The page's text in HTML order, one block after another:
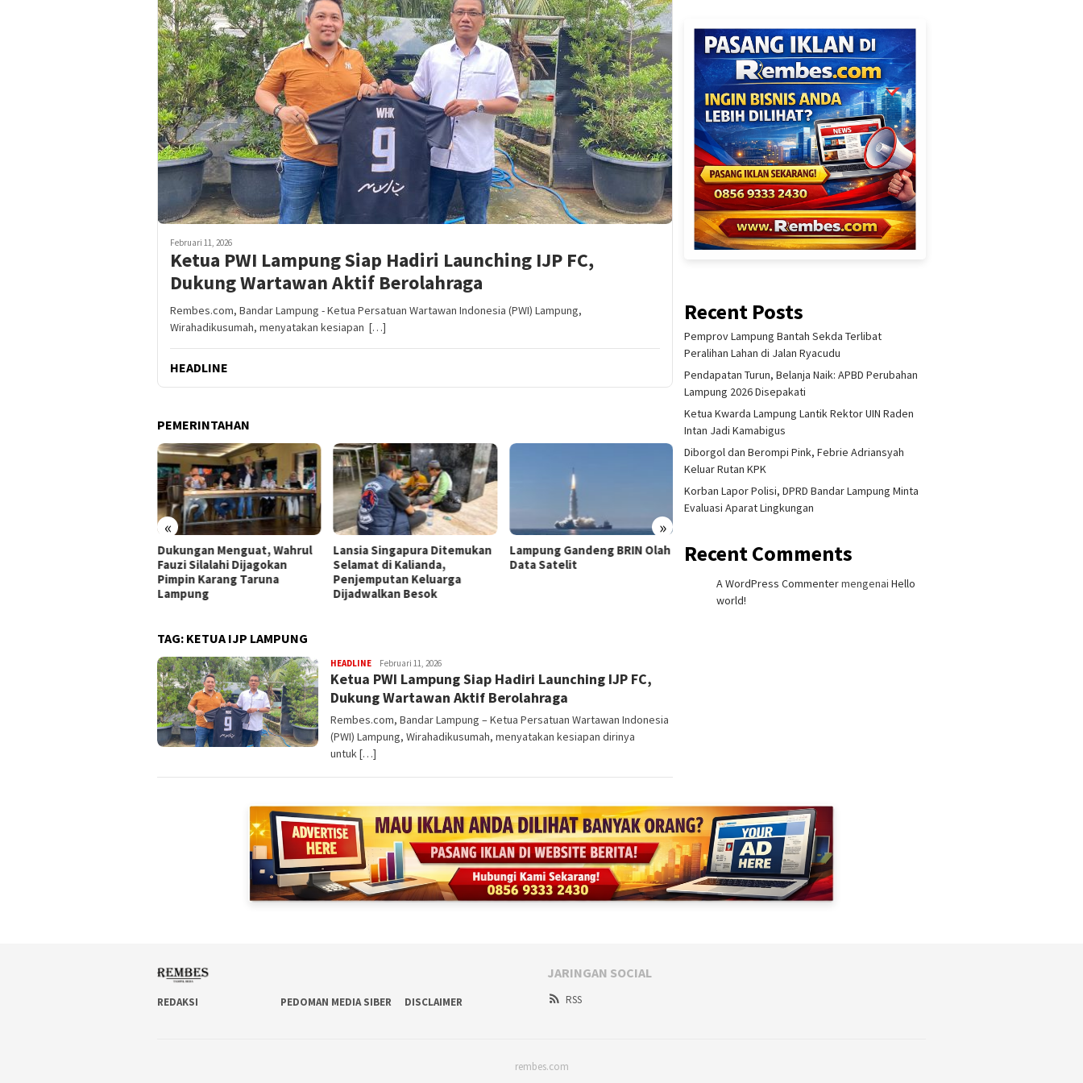
Februari 11, 2026
Ketua PWI Lampung Siap Hadiri Launching IJP FC,
Dukung Wartawan Aktif Berolahraga
Rembes.com, Bandar Lampung - Ketua Persatuan Wartawan Indonesia (PWI) Lampung,
Wirahadikusumah, menyatakan kesiapan […]
HEADLINE
PEMERINTAHAN
« »
Dukungan Menguat, Wahrul
Fauzi Silalahi Dijagokan
Pimpin Karang Taruna
Lampung
Lansia Singapura Ditemukan
Selamat di Kalianda,
Penjemputan Keluarga
Dijadwalkan Besok
Lampung Gandeng BRIN Olah
Data Satelit
Akademisi Unila: Aparat
Terlibat Narkoba Harus
Dihukum Lebih Berat dan
Dipecat Tanpa Hormat
Siaga
TAG: KETUA IJP LAMPUNG
HEADLINEredaksi
rembes
Februari 11, 2026
Ketua PWI Lampung Siap Hadiri Launching IJP FC,
Dukung Wartawan Aktif Berolahraga
Rembes.com, Bandar Lampung – Ketua Persatuan Wartawan Indonesia
(PWI) Lampung, Wirahadikusumah, menyatakan kesiapan dirinya
untuk […]
Recent Posts
Pemprov Lampung Bantah Sekda Terlibat
Peralihan Lahan di Jalan Ryacudu
Pendapatan Turun, Belanja Naik: APBD Perubahan
Lampung 2026 Disepakati
Ketua Kwarda Lampung Lantik Rektor UIN Raden
Intan Jadi Kamabigus
Diborgol dan Berompi Pink, Febrie Adriansyah
Keluar Rutan KPK
Korban Lapor Polisi, DPRD Bandar Lampung Minta
Evaluasi Aparat Lingkungan
Recent Comments
A WordPress CommentermengenaiHello
world!
REDAKSI PEDOMAN MEDIA SIBER DISCLAIMER
JARINGAN SOCIAL
RSS
rembes.com